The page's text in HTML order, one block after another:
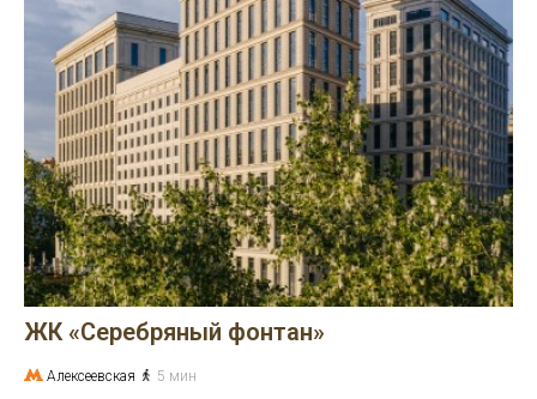
ЖК «Серебряный фонтан»
Алексеевская 5 мин